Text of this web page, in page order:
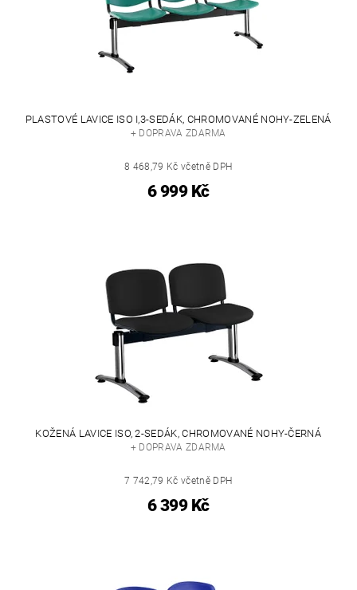
PLASTOVÉ LAVICE ISO I,3-SEDÁK, CHROMOVANÉ NOHY-ZELENÁ
+ DOPRAVA ZDARMA
8 468,79 Kč včetně DPH
6 999 Kč
KOŽENÁ LAVICE ISO, 2-SEDÁK, CHROMOVANÉ NOHY-ČERNÁ
+ DOPRAVA ZDARMA
7 742,79 Kč včetně DPH
6 399 Kč